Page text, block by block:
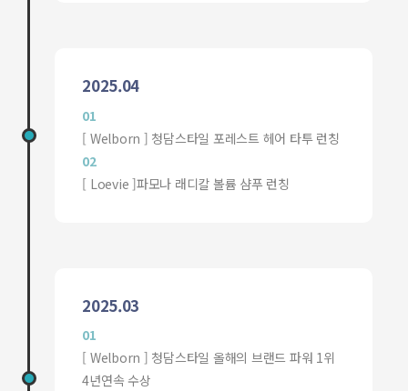
2025.04
01
[ Welborn ] 청담스타일 포레스트 헤어 타투 런칭
02
[ Loevie ]파모나 래디칼 볼륨 샴푸 런칭
2025.03
01
[ Welborn ] 청담스타일 올해의 브랜드 파워 1위
4년연속 수상